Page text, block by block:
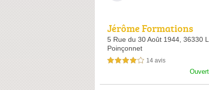
Jérôme Formations
5 Rue du 30 Août 1944, 36330
Poinçonnet
4,0 étoiles sur 5 14 avis